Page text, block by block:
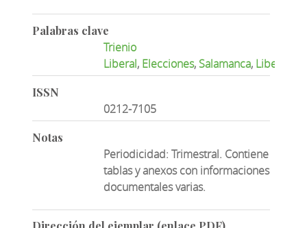
Palabras clave
Trienio
Liberal, Elecciones, Salamanca,
ISSN
0212-7105
Notas
Periodicidad: Trimestral. Contiene
tablas y anexos con informaciones
documentales varias.